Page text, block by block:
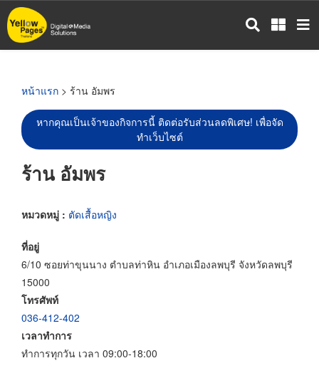
ข้าม
ไป
หน้าแรก > ร้าน อัมพร
หากคุณเป็นเจ้าของกิจการนี้ ติดต่อรับส่วนลดพิเศษ! เพื่อจัด
ทำเว็บไซต์
ร้าน อัมพร
หมวดหมู่ : ตัดเสื้อหญิง
ที่อยู่
6/10 ซอยท่าขุนนาง ตำบลท่าหิน อำเภอเมืองลพบุรี จังหวัดลพบุรี
15000
โทรศัพท์
036-412-402
เวลาทำการ
ทำการทุกวัน เวลา 09:00-18:00